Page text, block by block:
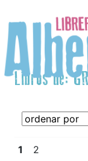
Libros de:
1 2